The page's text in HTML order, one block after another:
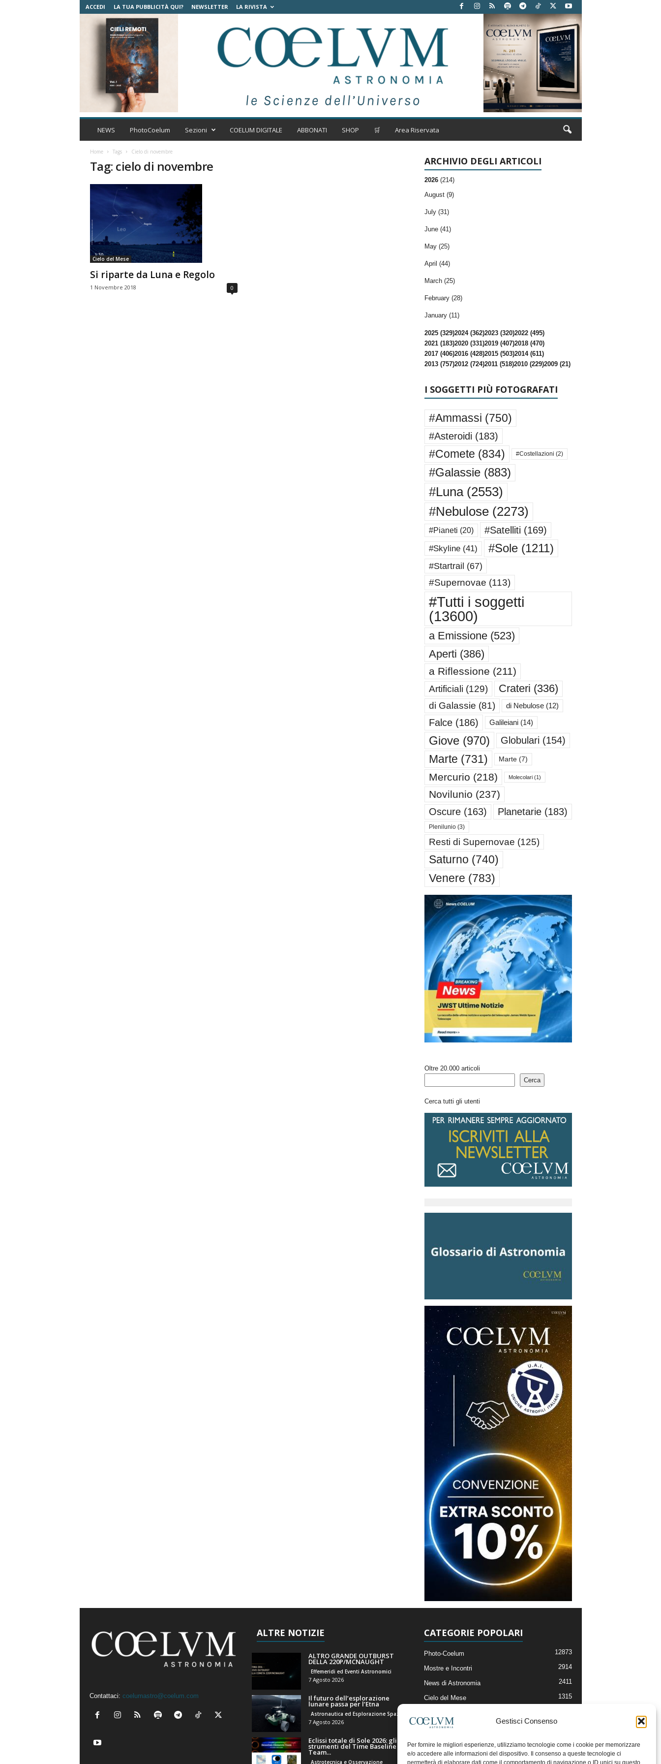
Gestisci Consenso
Per fornire le migliori esperienze, utilizziamo tecnologie come i cookie per memorizzare
e/o accedere alle informazioni del dispositivo. Il consenso a queste tecnologie ci
permetterà di elaborare dati come il comportamento di navigazione o ID unici su questo
ACCEDI LA TUA PUBBLICITÀ QUI? NEWSLETTER LA RIVISTA
C
m
t
r
o
n
m
i
a
NEWS PhotoCoelum Sezioni COELUM DIGITALE ABBONATI SHOP 🛒 Area Riservata
Home Tags Cielo di novembre
Tag: cielo di novembre
Cielo del Mese
Si riparte da Luna e Regolo
1 Novembre 2018 0
ARCHIVIO DEGLI ARTICOLI
2026 (214)
August (9)
July (31)
June (41)
May (25)
April (44)
March (25)
February (28)
January (11)
2025 (329)2024 (362)2023 (320)2022 (495)
2021 (183)2020 (331)2019 (407)2018 (470)
2017 (406)2016 (428)2015 (503)2014 (611)
2013 (757)2012 (724)2011 (518)2010 (229)2009 (21)
I SOGGETTI PIÙ FOTOGRAFATI
#Ammassi (750)
#Asteroidi (183)
#Comete (834) #Costellazioni (2)
#Galassie(883)
#Luna(2553)
#Nebulose(2273)
#Pianeti (20) #Satelliti (169)
#Skyline(41) #Sole(1211)
#Startrail (67)
#Supernovae (113)
#Tutti i soggetti
(13600)
a Emissione(523)
Aperti (386)
a Riflessione (211)
Artificiali (129) Crateri (336)
di Galassie (81) di Nebulose(12)
Falce(186) Galileiani(14)
Giove(970) Globulari (154)
Marte (731) Marte(7)
Mercurio (218) Molecolari(1)
Novilunio (237)
Oscure(163) Planetarie(183)
Plenilunio(3)
Resti di Supernovae (125)
Saturno (740)
Venere (783)
Oltre 20.000 articoli
Cerca
Cerca tutti gli utenti
Contattaci: coelumastro@coelum.com
ALTRE NOTIZIE
ALTRO GRANDE OUTBURST
DELLA 220P/MCNAUGHT
Effemeridi ed Eventi Astronomici
7 Agosto 2026
Il futuro dell’esplorazione
lunare passa per l’Etna
7 Agosto 2026
Eclissi totale di Sole 2026: gli
strumenti del Time Baseline
Team...
Astrotecnica e Osservazione
CATEGORIE POPOLARI
Photo-Coelum 12873
Mostre e Incontri 2914
News di Astronomia 2411
Cielo del Mese 1315
Articoli e Risorse On-Line
Il Blog della Redazione